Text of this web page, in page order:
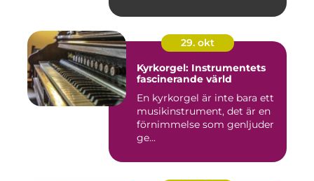
29. okt
Kyrkorgel: Instrumentets
fascinerande värld
En kyrkorgel är inte bara ett
musikinstrument, det är en
förnimmelse som genljuder
ge...